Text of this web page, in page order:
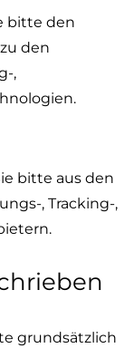
bitte den
den
,
bitte aus den
, Tracking-,
grundsätzlich